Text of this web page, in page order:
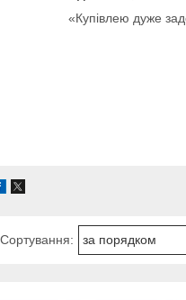
«Купівлею дуже